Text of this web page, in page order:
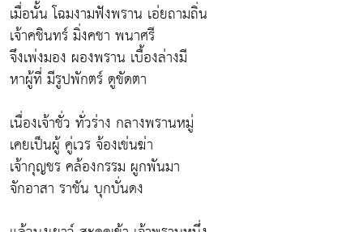
เมื่อนั้น โฉมงามฟังพราน เอ่ยถามถิ่น
เจ้าคชินทร์ มิ่งคชา พนาศรี
จึงเพ่งมอง ผองพราน เบื้องล่างมี
หาผู้ที่ มีรูปพักตร์ ดูขัดตา
เนื่องเจ้าชั่ว ทั่วร่าง กลางพรานหมู่
เคยเป็นผู้ คู่เวร จ้องเข่นฆ่า
เจ้ากุญชร คล้องกรรม ผูกพันมา
จักอาสา ราชัน บุกบั่นดง